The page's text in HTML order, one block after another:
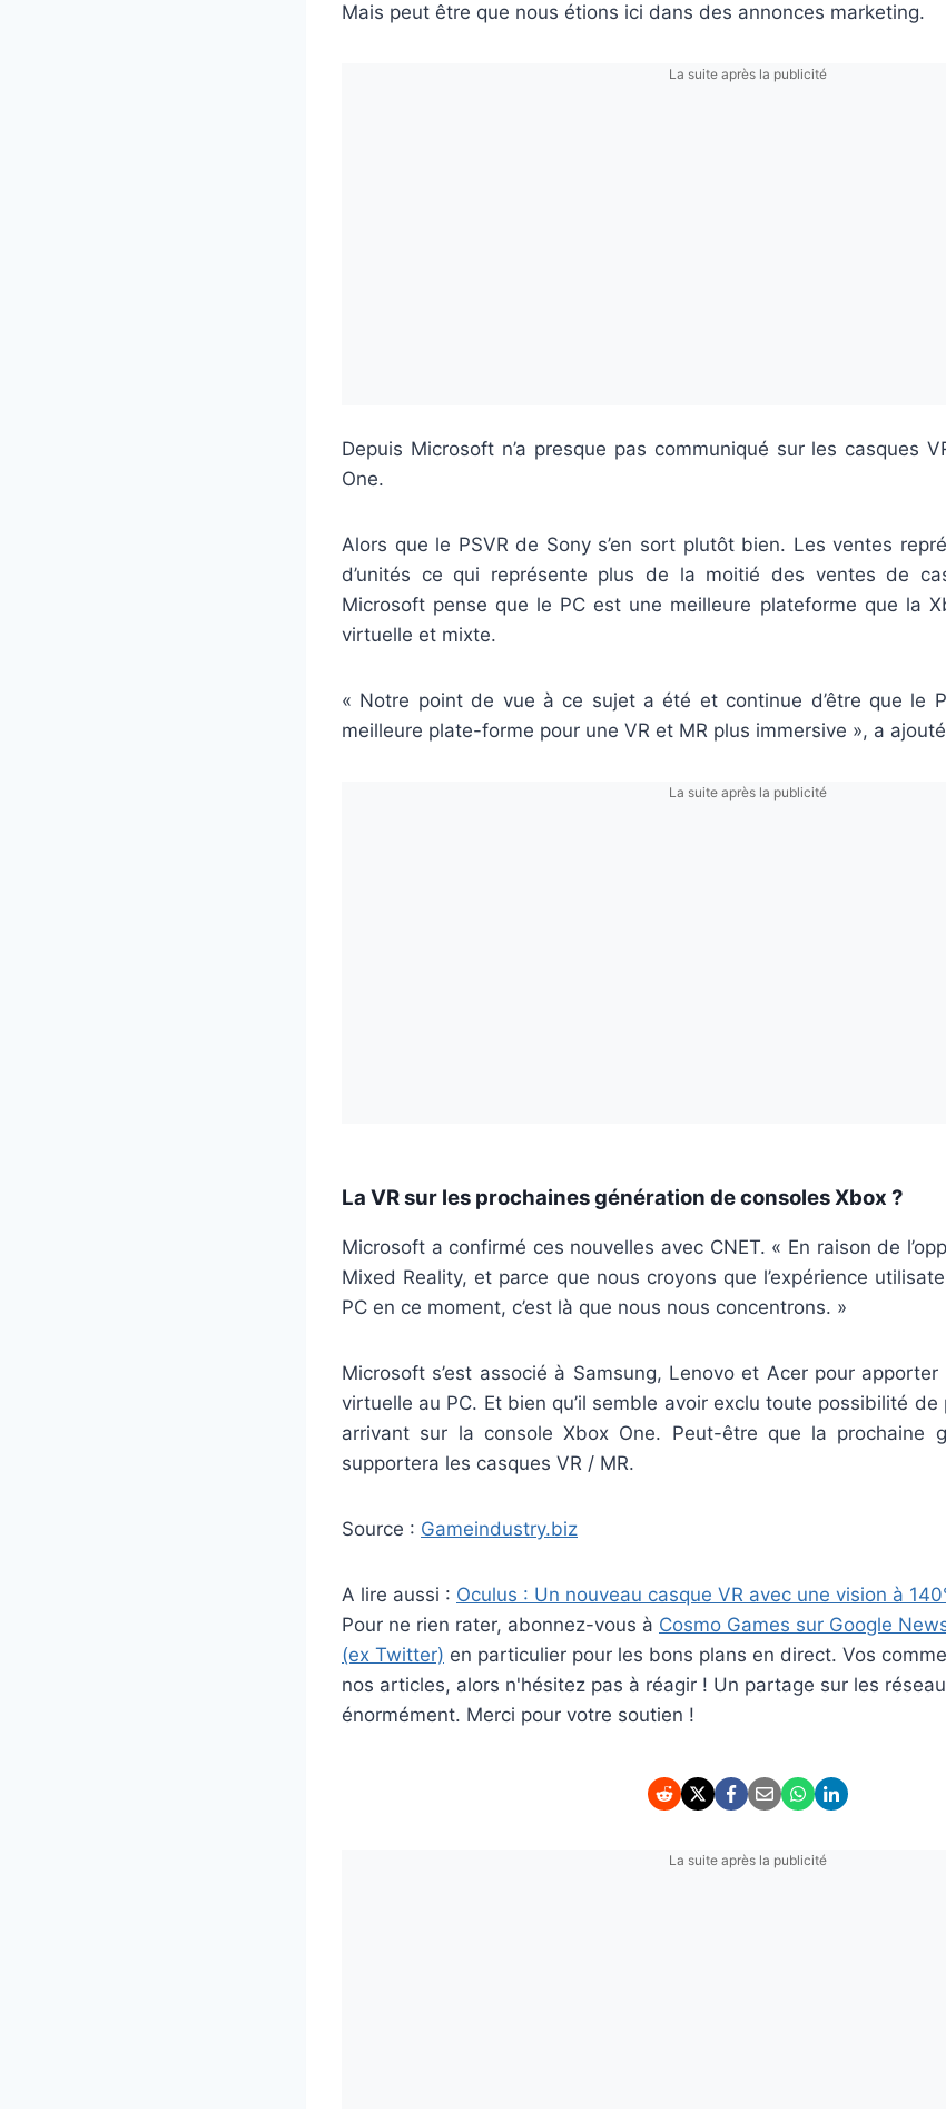
Mais peut être que nous étions ici dans des annonces marketing.
La suite après la publicité
Depuis Microsoft n’a presque pas communiqué sur les casques
One.
Alors que le PSVR de Sony s’en sort plutôt bien. Les ventes
d’unités ce qui représente plus de la moitié des ventes de
Microsoft pense que le PC est une meilleure plateforme que la
virtuelle et mixte.
« Notre point de vue à ce sujet a été et continue d’être que le
meilleure plate-forme pour une VR et MR plus immersive », a
La suite après la publicité
La VR sur les prochaines génération de consoles Xbox ?
Microsoft a confirmé ces nouvelles avec CNET. « En raison de
Mixed Reality, et parce que nous croyons que l’expérience
PC en ce moment, c’est là que nous nous concentrons. »
Microsoft s’est associé à Samsung, Lenovo et Acer pour
virtuelle au PC. Et bien qu’il semble avoir exclu toute possibilité de
arrivant sur la console Xbox One. Peut-être que la prochaine
supportera les casques VR / MR.
Source : Gameindustry.biz
A lire aussi : Oculus : Un nouveau casque VR avec une vision à
Pour ne rien rater, abonnez-vous à Cosmo Games sur Google
(ex Twitter) en particulier pour les bons plans en direct. Vos
nos articles, alors n'hésitez pas à réagir ! Un partage sur les
énormément. Merci pour votre soutien !
La suite après la publicité